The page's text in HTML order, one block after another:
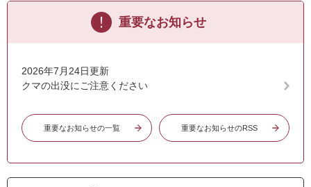
重要なお知らせ
2026年7月24日更新
クマの出没にご注意ください
重要なお知らせの一覧 重要なお知らせのRSS